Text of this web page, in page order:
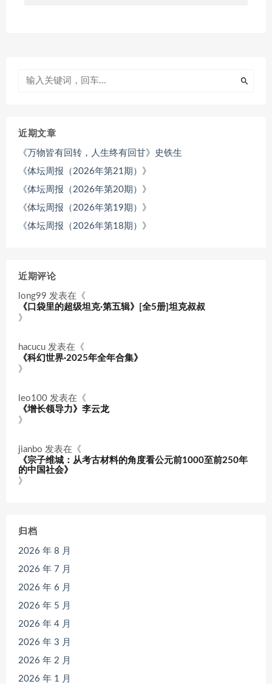
近期文章
《万物皆有回转，人生终有回甘》史铁生
《体坛周报（2026年第21期）》
《体坛周报（2026年第20期）》
《体坛周报（2026年第19期）》
《体坛周报（2026年第18期）》
近期评论
long99 发表在《
《口袋里的超级坦克·第五辑》[全5册]坦克叔叔
》
hacucu 发表在《
《科幻世界·2025年全年合集》
》
leo100 发表在《
《增长领导力》李云龙
》
jianbo 发表在《
《宗子维城：从考古材料的角度看公元前1000至前250年
的中国社会》
》
归档
2026 年 8 月
2026 年 7 月
2026 年 6 月
2026 年 5 月
2026 年 4 月
2026 年 3 月
2026 年 2 月
2026 年 1 月